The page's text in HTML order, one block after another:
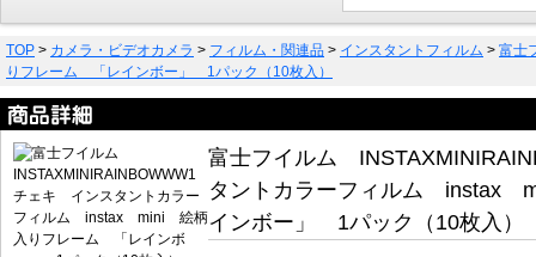
TOP > カメラ・ビデオカメラ > フィルム・関連品 > インスタントフィルム > 富士
りフレーム 「レインボー」 1パック（10枚入）
富士フイルム
タントカラーフィルム instax
インボー」 1パック（10枚入）